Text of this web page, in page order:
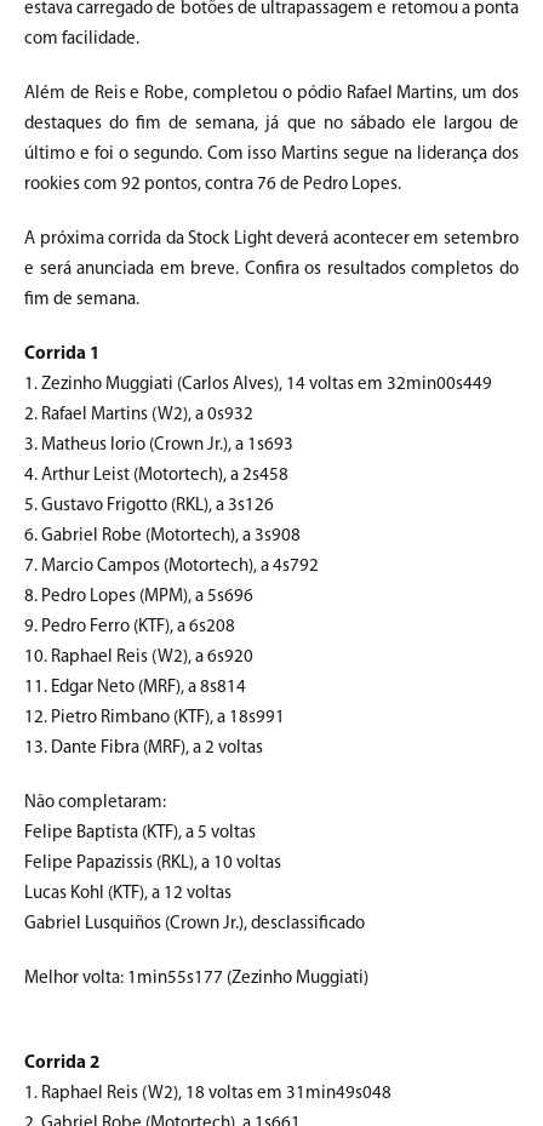
estava carregado de botões de ultrapassagem e retomou a ponta
com facilidade.
Além de Reis e Robe, completou o pódio Rafael Martins, um dos
destaques do fim de semana, já que no sábado ele largou de
último e foi o segundo. Com isso Martins segue na liderança dos
rookies com 92 pontos, contra 76 de Pedro Lopes.
A próxima corrida da Stock Light deverá acontecer em setembro
e será anunciada em breve. Confira os resultados completos do
fim de semana.
Corrida 1
1. Zezinho Muggiati (Carlos Alves), 14 voltas em 32min00s449
2. Rafael Martins (W2), a 0s932
3. Matheus Iorio (Crown Jr.), a 1s693
4. Arthur Leist (Motortech), a 2s458
5. Gustavo Frigotto (RKL), a 3s126
6. Gabriel Robe (Motortech), a 3s908
7. Marcio Campos (Motortech), a 4s792
8. Pedro Lopes (MPM), a 5s696
9. Pedro Ferro (KTF), a 6s208
10. Raphael Reis (W2), a 6s920
11. Edgar Neto (MRF), a 8s814
12. Pietro Rimbano (KTF), a 18s991
13. Dante Fibra (MRF), a 2 voltas
Não completaram:
Felipe Baptista (KTF), a 5 voltas
Felipe Papazissis (RKL), a 10 voltas
Lucas Kohl (KTF), a 12 voltas
Gabriel Lusquiños (Crown Jr.), desclassificado
Melhor volta: 1min55s177 (Zezinho Muggiati)
Corrida 2
1. Raphael Reis (W2), 18 voltas em 31min49s048